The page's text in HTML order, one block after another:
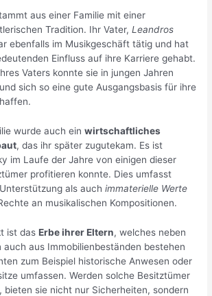
aus einer Familie mit einer
Tradition. Ihr Vater,Leandros
ebenfalls im Musikgeschäft tätig und hat
Einfluss auf ihre Karriere gehabt.
Vaters konnte sie in jungen Jahren
sich so eine gute Ausgangsbasis für ihre
wurde auch einwirtschaftliches
, das ihr später zugutekam. Es ist
im Laufe der Jahre von einigen dieser
profitieren konnte. Dies umfasst
als auchimmaterielle Werte
an musikalischen Kompositionen.
ist dasErbe ihrer Eltern, welches neben
aus Immobilienbeständen bestehen
zum Beispiel historische Anwesen oder
umfassen. Werden solche Besitztümer
sie nicht nur Sicherheiten, sondern